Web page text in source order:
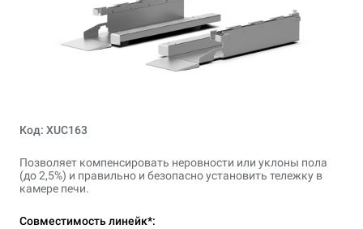
Код: XUC163
Позволяет компенсировать неровности или уклоны пола
(до 2,5%) и правильно и безопасно установить тележку в
камере печи.
Совместимость линейк*: